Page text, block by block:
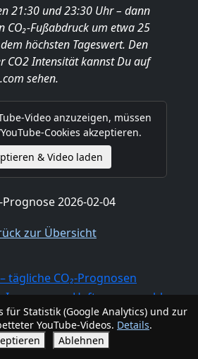
21:30 und 23:30 Uhr – dann
CO₂-Fußabdruck um etwa 25
höchsten Tageswert. Den
CO2 Intensität kannst Du auf
sehen.
Video anzuzeigen, müssen
Cookies akzeptieren.
& Video laden
zur Übersicht
– tägliche CO₂-Prognosen
Impressum, Haftungsausschluss,
für Statistik (Google Analytics) und zur
YouTube-Videos. Details.
Ablehnen